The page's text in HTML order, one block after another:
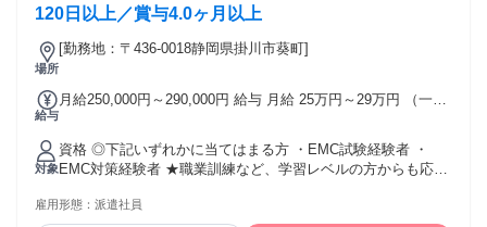
120日以上／賞与4.0ヶ月以上
場所
[勤務地：〒436-0018静岡県掛川市葵町]
給与
月給250,000円～290,000円 給与 月給 25万円～29万円 （一律
給) ※年齢・経験を考慮の上、当社規定により優遇いたしま
す。 ★賞与 年2回(4ヶ月分) ★昇給 年1回 【年収例】 850万円
／49歳・経験者・入社7年目（月給50万円+賞与＋諸手当）
650万円／36歳・経験者・入社8年目（月給35万円+賞与＋諸
対象
資格 ◎下記いずれかに当てはまる方 ・EMC試験経験者 ・
EMC対策経験者 ★職業訓練など、学習レベルの方からも応募
ある方は内定前提で選考させていただきます。
雇用形態： 派遣社員